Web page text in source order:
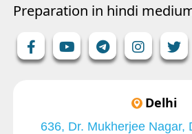
Preparation in hindi
Delhi
636, Dr. Mukherjee Nagar,